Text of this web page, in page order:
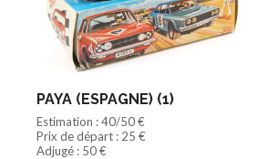
PAYA (ESPAGNE) (1)
Estimation : 40/50 €
Prix de départ : 25 €
Adjugé : 50 €